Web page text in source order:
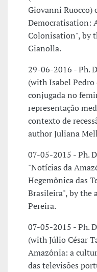
Giovanni Ruocco)
Democratisation:
Colonisation", by
Gianolla.
29-06-2016 - Ph.
(with Isabel Pedro
conjugada no
representação
contexto de
author Juliana
07-05-2015 - Ph.
"Notícias da
Hegemônica das
Brasileira", by the
Pereira.
07-05-2015 - Ph.
(with Júlio César
Amazônia: a
das televisões